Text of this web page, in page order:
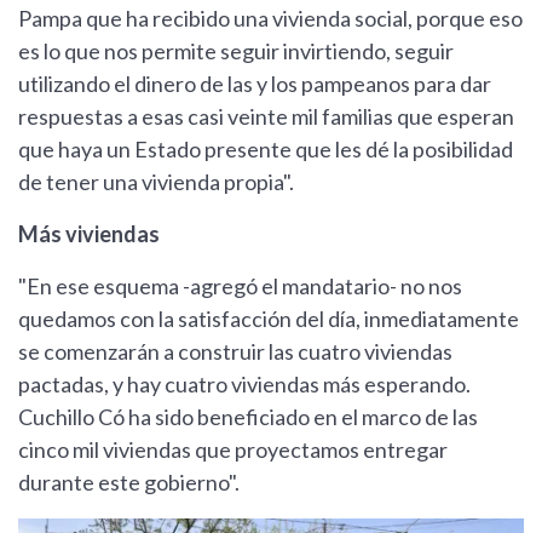
Pampa que ha recibido una vivienda social, porque eso
es lo que nos permite seguir invirtiendo, seguir
utilizando el dinero de las y los pampeanos para dar
respuestas a esas casi veinte mil familias que esperan
que haya un Estado presente que les dé la posibilidad
de tener una vivienda propia".
Más viviendas
"En ese esquema -agregó el mandatario- no nos
quedamos con la satisfacción del día, inmediatamente
se comenzarán a construir las cuatro viviendas
pactadas, y hay cuatro viviendas más esperando.
Cuchillo Có ha sido beneficiado en el marco de las
cinco mil viviendas que proyectamos entregar
durante este gobierno".